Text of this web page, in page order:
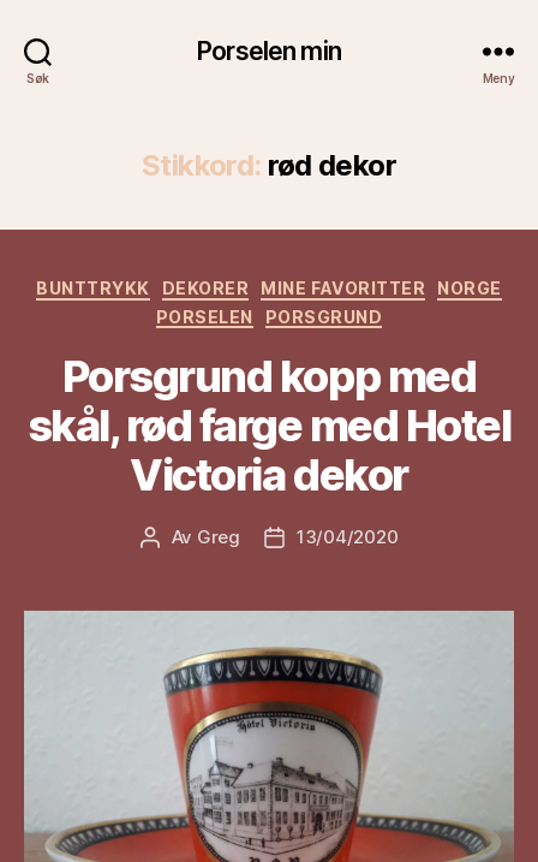
Søk
Porselen min
Meny
Stikkord: rød dekor
Kategorier
BUNTTRYKK DEKORER MINE FAVORITTER
NORGE
PORSELEN
PORSGRUND
Porsgrund kopp med
skål, rød farge med Hotel
Victoria dekor
Innleggsforfatter
Av Greg Publiseringsdato
13/04/2020